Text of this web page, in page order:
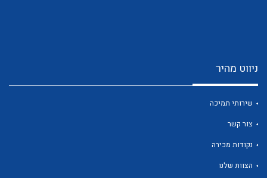
ניווט מהיר
שירותי תמיכה
צור קשר
נקודות מכירה
הצוות שלנו